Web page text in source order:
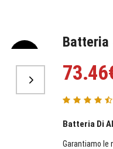
Batteria
Batteria Di
Garantiamo le